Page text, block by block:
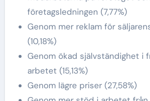
företagsledningen (7,77%)
Genom mer reklam för
(10,18%)
Genom ökad självständighet i
arbetet (15,13%)
Genom lägre priser (27,58%)